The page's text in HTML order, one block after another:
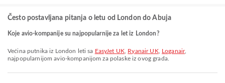
Često postavljana pitanja o letu od London do Abuja
Koje avio-kompanije su najpopularnije za let iz London?
Većina putnika iz London leti sa EasyJet UK Ryanair UK, Loganair,
najpopularnijom avio-kompanijom za polaske iz ovog grada.